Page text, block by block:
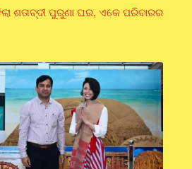
ଶତାବ୍ଦୀ ପୁରୁଣା ଘର, ଏକେ ପରିବାରର